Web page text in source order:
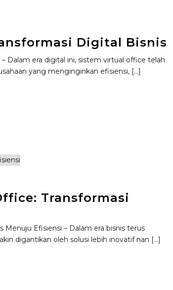
Digital Bisnis
Dalam era digital ini, sistem virtual office telah
yang menginginkan efisiensi, [...]
Transformasi
Menuju Efisiensi – Dalam era bisnis terus
digantikan oleh solusi lebih inovatif nan [...]